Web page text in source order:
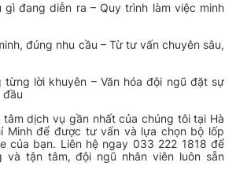
gì đang diễn ra – Quy trình làm việc minh
đúng nhu cầu – Từ tư vấn chuyên sâu,
từng lời khuyên – Văn hóa đội ngũ đặt sự
đầu
dịch vụ gần nhất của chúng tôi tại Hà
Minh để được tư vấn và lựa chọn bộ lốp
của bạn. Liên hệ ngay 033 222 1818 để
và tận tâm, đội ngũ nhân viên luôn sẵn